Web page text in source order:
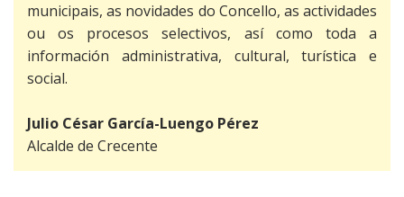
municipais, as novidades do Concello, as actividades
ou os procesos selectivos, así como toda a
información administrativa, cultural, turística e
social.
Julio César García-Luengo Pérez
Alcalde de Crecente